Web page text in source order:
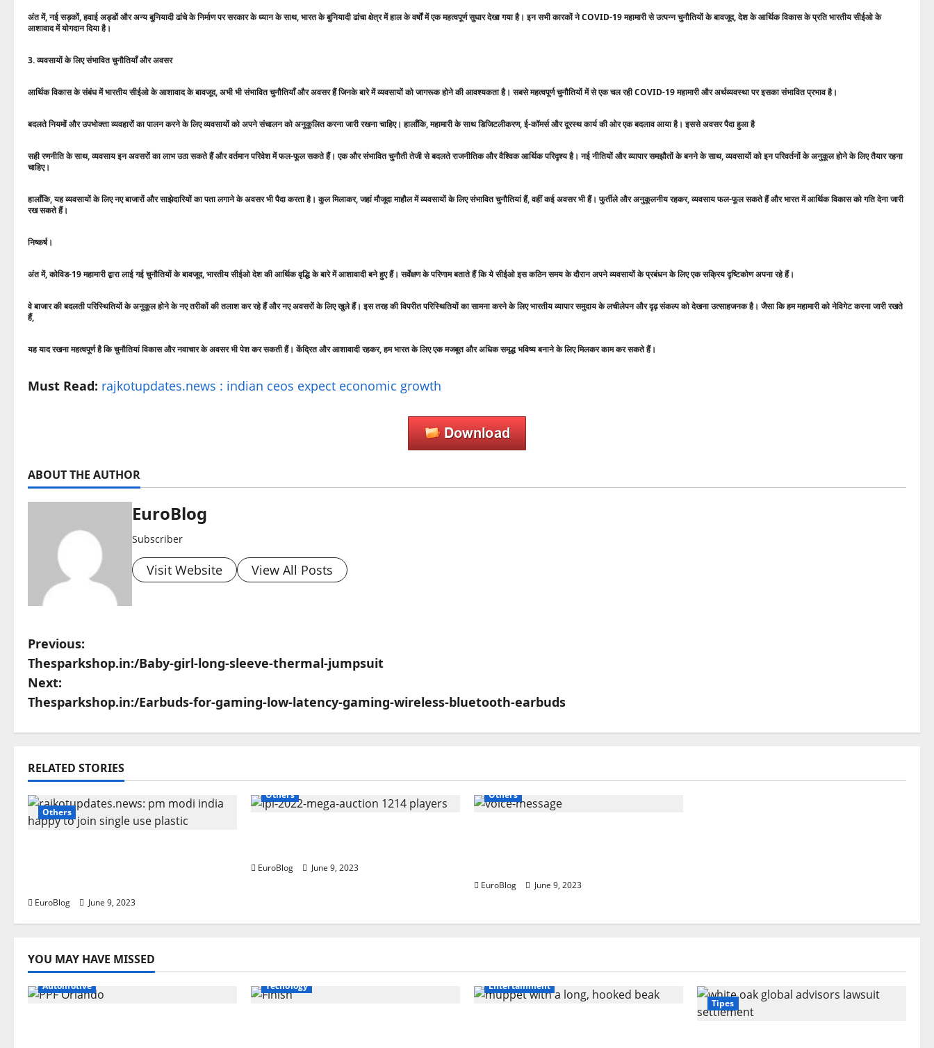
अंत में, नई सड़कों, हवाई अड्डों और अन्य बुनियादी ढांचे के निर्माण पर सरकार के ध्यान के साथ, भारत के बुनियादी ढांचा क्षेत्र में हाल के वर्षों में एक महत्वपूर्ण सुधार देखा गया है। इन सभी कारकों ने COVID-19 महामारी से उत्पन्न चुनौतियों के बावजूद, देश के आर्थिक विकास के प्रति भारतीय सीईओ के
आशावाद में योगदान दिया है।
3. व्यवसायों के लिए संभावित चुनौतियाँ और अवसर
आर्थिक विकास के संबंध में भारतीय सीईओ के आशावाद के बावजूद, अभी भी संभावित चुनौतियाँ और अवसर हैं जिनके बारे में व्यवसायों को जागरूक होने की आवश्यकता है। सबसे महत्वपूर्ण चुनौतियों में से एक चल रही COVID-19 महामारी और अर्थव्यवस्था पर इसका संभावित प्रभाव है।
बदलते नियमों और उपभोक्ता व्यवहारों का पालन करने के लिए व्यवसायों को अपने संचालन को अनुकूलित करना जारी रखना चाहिए। हालाँकि, महामारी के साथ डिजिटलीकरण, ई-कॉमर्स और दूरस्थ कार्य की ओर एक बदलाव आया है। इससे अवसर पैदा हुआ है
सही रणनीति के साथ, व्यवसाय इन अवसरों का लाभ उठा सकते हैं और वर्तमान परिवेश में फल-फूल सकते हैं। एक और संभावित चुनौती तेजी से बदलते राजनीतिक और वैश्विक आर्थिक परिदृश्य है। नई नीतियों और व्यापार समझौतों के बनने के साथ, व्यवसायों को इन परिवर्तनों के अनुकूल होने के लिए तैयार रहना
चाहिए।
हालाँकि, यह व्यवसायों के लिए नए बाजारों और साझेदारियों का पता लगाने के अवसर भी पैदा करता है। कुल मिलाकर, जहां मौजूदा माहौल में व्यवसायों के लिए संभावित चुनौतियां हैं, वहीं कई अवसर भी हैं। फुर्तीले और अनुकूलनीय रहकर, व्यवसाय फल-फूल सकते हैं और भारत में आर्थिक विकास को गति देना जारी
रख सकते हैं।
निष्कर्ष।
अंत में, कोविड-19 महामारी द्वारा लाई गई चुनौतियों के बावजूद, भारतीय सीईओ देश की आर्थिक वृद्धि के बारे में आशावादी बने हुए हैं। सर्वेक्षण के परिणाम बताते हैं कि ये सीईओ इस कठिन समय के दौरान अपने व्यवसायों के प्रबंधन के लिए एक सक्रिय दृष्टिकोण अपना रहे हैं।
वे बाजार की बदलती परिस्थितियों के अनुकूल होने के नए तरीकों की तलाश कर रहे हैं और नए अवसरों के लिए खुले हैं। इस तरह की विपरीत परिस्थितियों का सामना करने के लिए भारतीय व्यापार समुदाय के लचीलेपन और दृढ़ संकल्प को देखना उत्साहजनक है। जैसा कि हम महामारी को नेविगेट करना जारी रखते
हैं,
यह याद रखना महत्वपूर्ण है कि चुनौतियां विकास और नवाचार के अवसर भी पेश कर सकती हैं। केंद्रित और आशावादी रहकर, हम भारत के लिए एक मजबूत और अधिक समृद्ध भविष्य बनाने के लिए मिलकर काम कर सकते हैं।
Must Read: rajkotupdates.news : indian ceos expect economic growth
ABOUT THE AUTHOR
EuroBlog
Subscriber
Visit Website View All Posts
P
o
s
t
n
a
v
a
i
o
Previous:
Thesparkshop.in:/Baby-girl-long-sleeve-thermal-jumpsuit
Next:
Thesparkshop.in:/Earbuds-for-gaming-low-latency-gaming-wireless-bluetooth-earbuds
RELATED STORIES
Others
EuroBlog June 9, 2023
Others
EuroBlog June 9, 2023
Others
EuroBlog June 9, 2023
YOU MAY HAVE MISSED
Automotive Tecnology Entertainment
Tipes